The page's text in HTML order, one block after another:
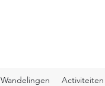
Wandelingen Activiteiten